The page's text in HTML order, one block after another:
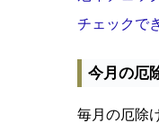
チェックで
今月の厄
毎月の厄除